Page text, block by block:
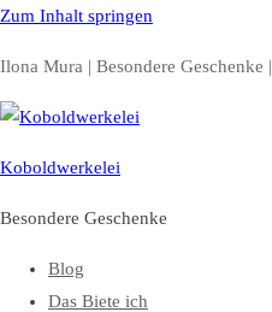
Zum Inhalt springen
Ilona Mura | Besondere Geschenke |
Koboldwerkelei
Besondere Geschenke
Blog
Das Biete ich